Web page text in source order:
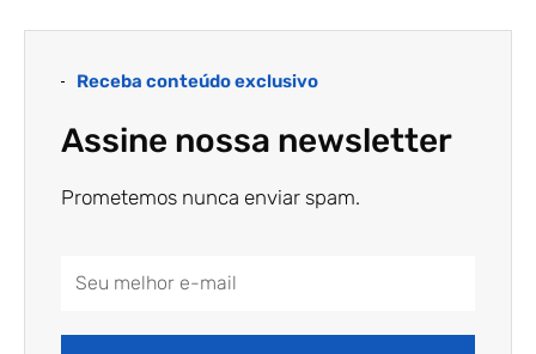
Receba conteúdo exclusivo
Assine nossa newsletter
Prometemos nunca enviar spam.